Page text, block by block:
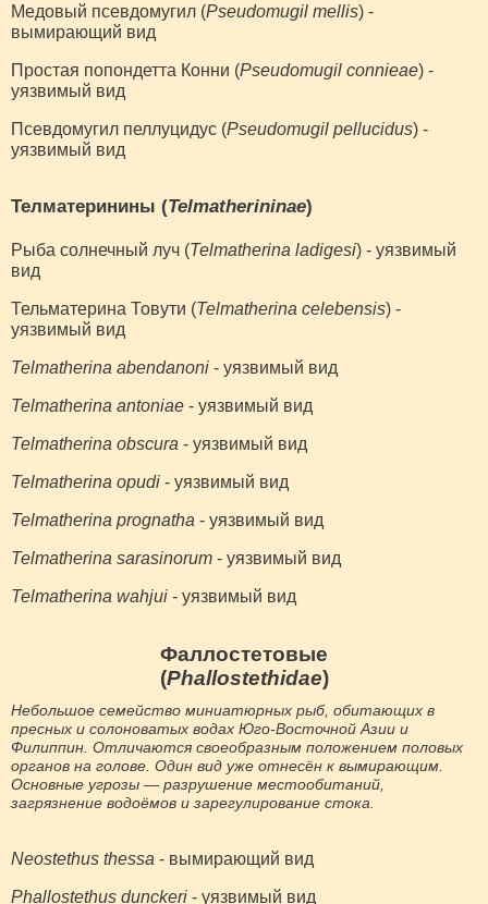
Медовый псевдомугил (Pseudomugil mellis) -
вымирающий вид
Простая попондетта Конни (Pseudomugil connieae) -
уязвимый вид
Псевдомугил пеллуцидус (Pseudomugil pellucidus) -
уязвимый вид
Телматеринины (Telmatherininae)
Рыба солнечный луч (Telmatherina ladigesi) - уязвимый
вид
Тельматерина Товути (Telmatherina celebensis) -
уязвимый вид
Telmatherina abendanoni - уязвимый вид
Telmatherina antoniae - уязвимый вид
Telmatherina obscura - уязвимый вид
Telmatherina opudi - уязвимый вид
Telmatherina prognatha - уязвимый вид
Telmatherina sarasinorum - уязвимый вид
Telmatherina wahjui - уязвимый вид
Фаллостетовые
(Phallostethidae)
Небольшое семейство миниатюрных рыб, обитающих в
пресных и солоноватых водах Юго-Восточной Азии и
Филиппин. Отличаются своеобразным положением половых
органов на голове. Один вид уже отнесён к вымирающим.
Основные угрозы — разрушение местообитаний,
загрязнение водоёмов и зарегулирование стока.
Neostethus thessa - вымирающий вид
Phallostethus dunckeri - уязвимый вид